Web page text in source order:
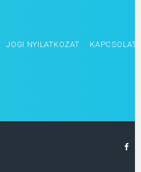
JOGI NYILATKOZAT KAPCSOLAT